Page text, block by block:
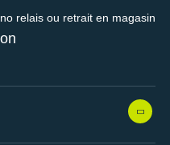
ou retrait en magasin